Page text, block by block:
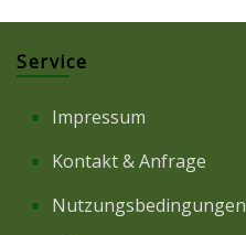
Service
Impressum
Kontakt & Anfrage
Nutzungsbedingungen